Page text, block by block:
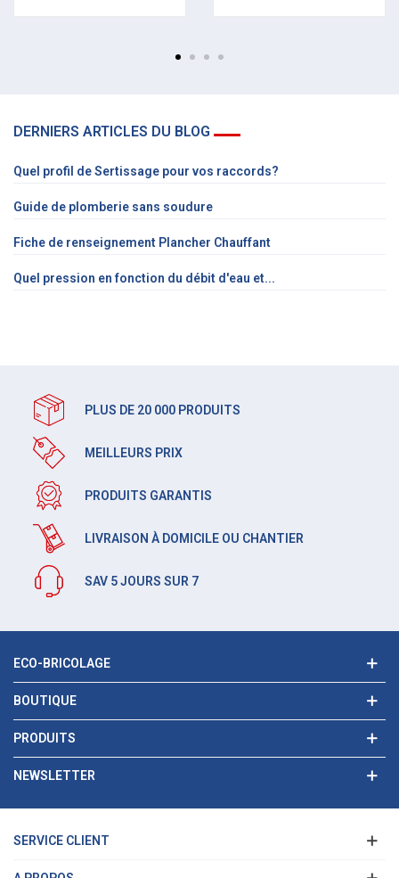
DERNIERS ARTICLES DU BLOG
Quel profil de Sertissage pour vos raccords?
Guide de plomberie sans soudure
Fiche de renseignement Plancher Chauffant
Quel pression en fonction du débit d'eau et...
PLUS DE 20 000 PRODUITS
MEILLEURS PRIX
PRODUITS GARANTIS
LIVRAISON À DOMICILE OU CHANTIER
SAV 5 JOURS SUR 7
ECO-BRICOLAGE
BOUTIQUE
PRODUITS
NEWSLETTER
SERVICE CLIENT